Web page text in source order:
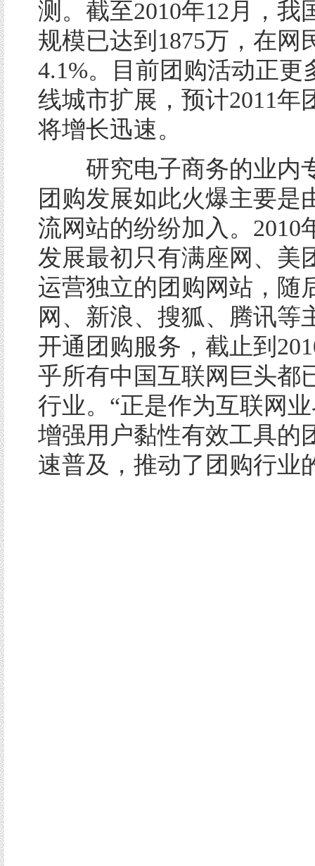
测。截至2010年12月，我
规模已达到1875万，在网
4.1%。目前团购活动正更
线城市扩展，预计2011年
将增长迅速。
研究电子商务的业内
团购发展如此火爆主要是
流网站的纷纷加入。2010
发展最初只有满座网、美
运营独立的团购网站，随
网、新浪、搜狐、腾讯等
开通团购服务，截止到
乎所有中国互联网巨头都
行业。“正是作为互联网
增强用户黏性有效工具的
速普及，推动了团购行业